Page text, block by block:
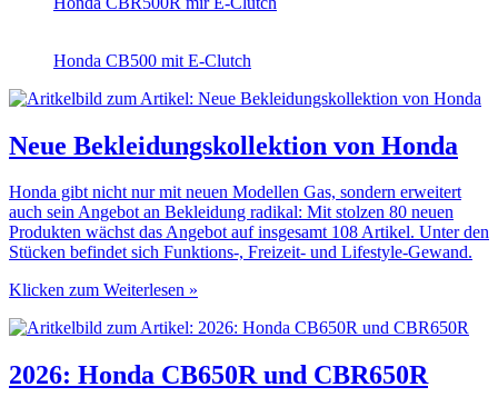
Honda CB500 mit E-Clutch
Neue Bekleidungskollektion von Honda
Honda gibt nicht nur mit neuen Modellen Gas, sondern erweitert
auch sein Angebot an Bekleidung radikal: Mit stolzen 80 neuen
Produkten wächst das Angebot auf insgesamt 108 Artikel. Unter den
Stücken befindet sich Funktions-, Freizeit- und Lifestyle-Gewand.
Klicken zum Weiterlesen »
2026: Honda CB650R und CBR650R